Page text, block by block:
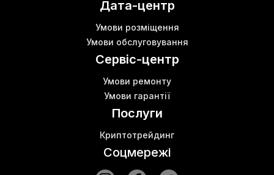
Дата-центр
Умови розміщення
Умови обслуговування
Сервіс-центр
Умови ремонту
Умови гарантії
Послуги
Криптотрейдинг
Соцмережі